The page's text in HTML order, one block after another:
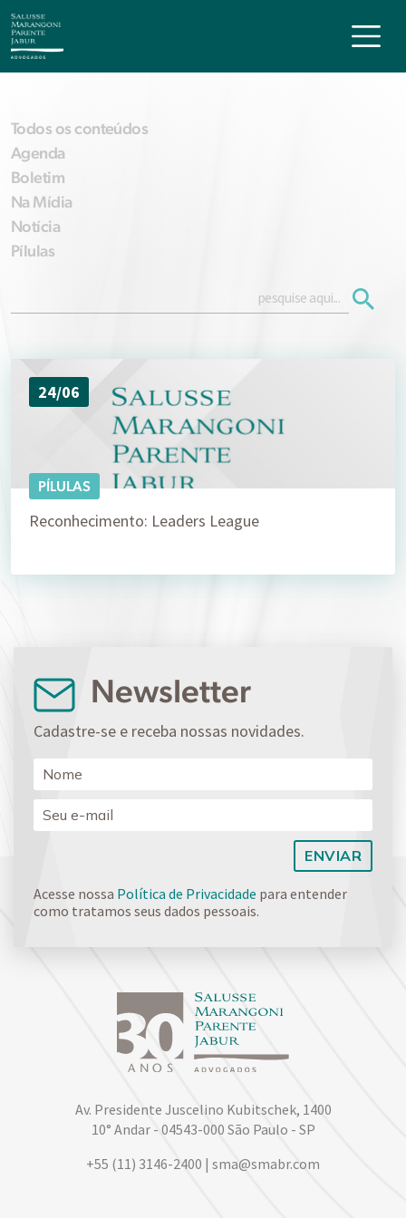
Todos os conteúdos
Agenda
Boletim
Na Mídia
Notícia
Pílulas
24/06
PÍLULAS
Reconhecimento: Leaders League
Newsletter
Cadastre-se e receba nossas novidades.
Acesse nossa Política de Privacidade para entender
como tratamos seus dados pessoais.
Av. Presidente Juscelino Kubitschek, 1400
10° Andar - 04543-000 São Paulo - SP
+55 (11) 3146-2400 | sma@smabr.com